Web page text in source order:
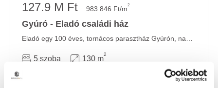
127.9 M Ft 983 846 Ft/m2
Gyúró - Eladó családi ház
5 szoba 130 m
2